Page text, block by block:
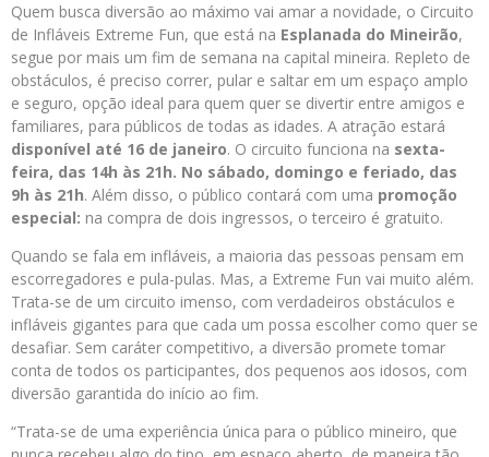
Quem busca diversão ao máximo vai amar a novidade, o Circuito
de Infláveis Extreme Fun, que está na Esplanada do Mineirão,
segue por mais um fim de semana na capital mineira. Repleto de
obstáculos, é preciso correr, pular e saltar em um espaço amplo
e seguro, opção ideal para quem quer se divertir entre amigos e
familiares, para públicos de todas as idades. A atração estará
disponível até 16 de janeiro. O circuito funciona na sexta-
feira, das 14h às 21h. No sábado, domingo e feriado, das
9h às 21h. Além disso, o público contará com uma promoção
especial: na compra de dois ingressos, o terceiro é gratuito.
Quando se fala em infláveis, a maioria das pessoas pensam em
escorregadores e pula-pulas. Mas, a Extreme Fun vai muito além.
Trata-se de um circuito imenso, com verdadeiros obstáculos e
infláveis gigantes para que cada um possa escolher como quer se
desafiar. Sem caráter competitivo, a diversão promete tomar
conta de todos os participantes, dos pequenos aos idosos, com
diversão garantida do início ao fim.
“Trata-se de uma experiência única para o público mineiro, que